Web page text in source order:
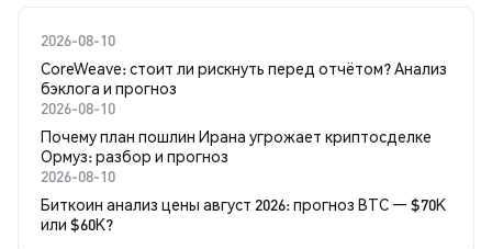
2026-08-10
CoreWeave: стоит ли рискнуть перед отчётом? Анализ
бэклога и прогноз
2026-08-10
Почему план пошлин Ирана угрожает криптосделке
Ормуз: разбор и прогноз
2026-08-10
Биткоин анализ цены август 2026: прогноз BTC — $70K
или $60K?